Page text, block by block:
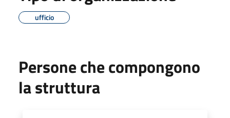
ufficio
Persone che compongono
la struttura